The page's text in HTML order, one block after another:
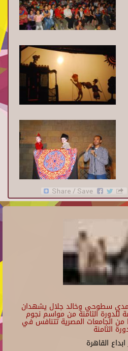
حمدي سطوحي وخالد جلال يشهدان
للدورة الثامنة من مواسم نجوم
الجامعي 130 عرضًا من الجامعات المصرية تتنافس في
الثامنة
القاهرة